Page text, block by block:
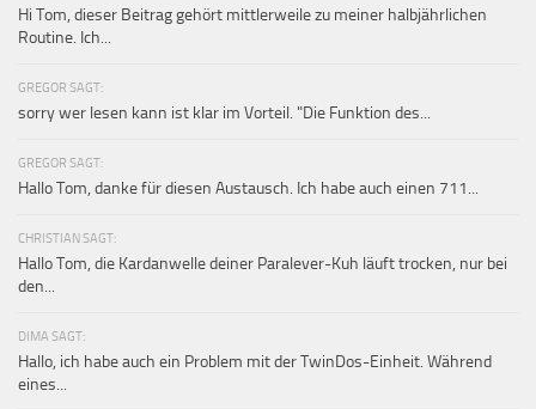
Hi Tom, dieser Beitrag gehört mittlerweile zu meiner halbjährlichen
Routine. Ich...
GREGOR SAGT:
sorry wer lesen kann ist klar im Vorteil. "Die Funktion des...
GREGOR SAGT:
Hallo Tom, danke für diesen Austausch. Ich habe auch einen 711...
CHRISTIAN SAGT:
Hallo Tom, die Kardanwelle deiner Paralever-Kuh läuft trocken, nur bei
den...
DIMA SAGT:
Hallo, ich habe auch ein Problem mit der TwinDos-Einheit. Während
eines...